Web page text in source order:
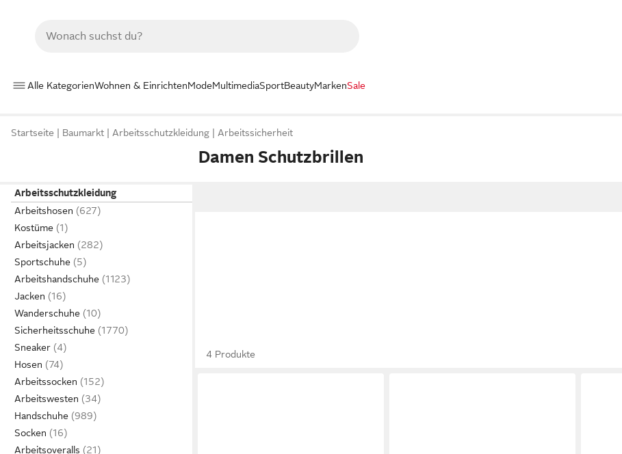
Alle KategorienWohnen & EinrichtenModeMultimediaSportBeautyMarkenSale
Startseite Baumarkt Arbeitsschutzkleidung Arbeitssicherheit
Damen Schutzbrillen
Arbeitsschutzkleidung
Arbeitshosen
Kostüme
Arbeitsjacken
Sportschuhe
Arbeitshandschuhe
Jacken
Wanderschuhe
Sicherheitsschuhe
Sneaker
Hosen
Arbeitssocken
Arbeitswesten
Handschuhe
Socken
Arbeitsoveralls
4 Produkte